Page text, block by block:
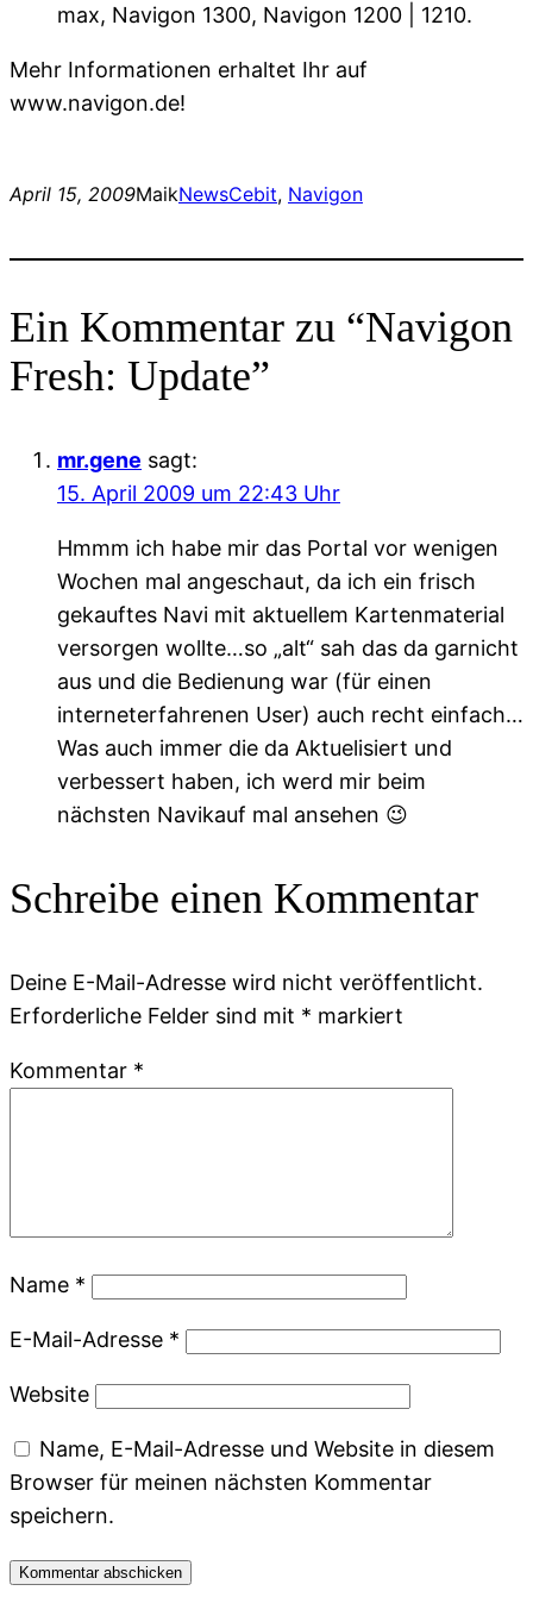
max, Navigon 1300, Navigon 1200 | 1210.
Mehr Informationen erhaltet Ihr auf
www.navigon.de!
April 15, 2009MaikNewsCebit, Navigon
Ein Kommentar zu “Navigon
Fresh: Update”
mr.gene sagt:
15. April 2009 um 22:43 Uhr
Hmmm ich habe mir das Portal vor wenigen
Wochen mal angeschaut, da ich ein frisch
gekauftes Navi mit aktuellem Kartenmaterial
versorgen wollte…so „alt“ sah das da garnicht
aus und die Bedienung war (für einen
interneterfahrenen User) auch recht einfach…
Was auch immer die da Aktuelisiert und
verbessert haben, ich werd mir beim
nächsten Navikauf mal ansehen 😉
Schreibe einen Kommentar
Deine E-Mail-Adresse wird nicht veröffentlicht.
Erforderliche Felder sind mit * markiert
Kommentar *
Name *
E-Mail-Adresse *
Website
Name, E-Mail-Adresse und Website in diesem
Browser für meinen nächsten Kommentar
speichern.